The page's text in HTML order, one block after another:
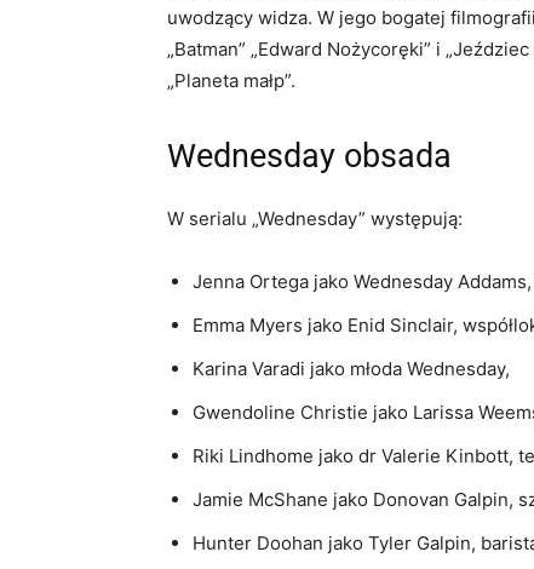
uwodzący widza. W jego bogatej
„Batman” „Edward Nożycoręki” i
„Planeta małp”.
Wednesday obsada
W serialu „Wednesday” występują:
Jenna Ortega jako Wednesday
Emma Myers jako Enid Sinclair,
Karina Varadi jako młoda Wednesday,
Gwendoline Christie jako Larissa
Riki Lindhome jako dr Valerie Kinbott,
Jamie McShane jako Donovan Galpin,
Hunter Doohan jako Tyler Galpin,